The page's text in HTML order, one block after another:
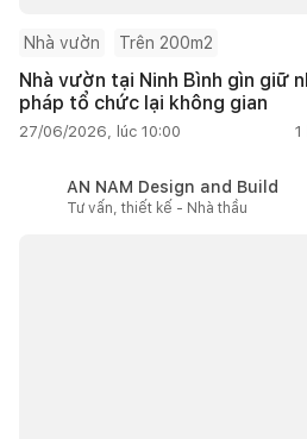
Nhà vườn Trên 200m2
Nhà vườn tại Ninh Bình gìn giữ
pháp tổ chức lại không gian
27/06/2026, lúc 10:00 1
AN NAM Design and Build
Tư vấn, thiết kế - Nhà thầu